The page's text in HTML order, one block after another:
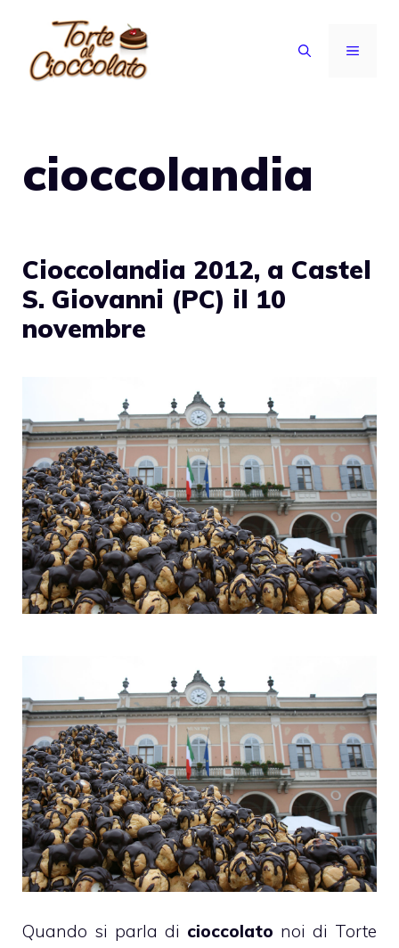
contenuto
MENU
cioccolandia
Cioccolandia 2012, a Castel
S. Giovanni (PC) il 10
novembre
Quando si parla di cioccolato noi di Torte